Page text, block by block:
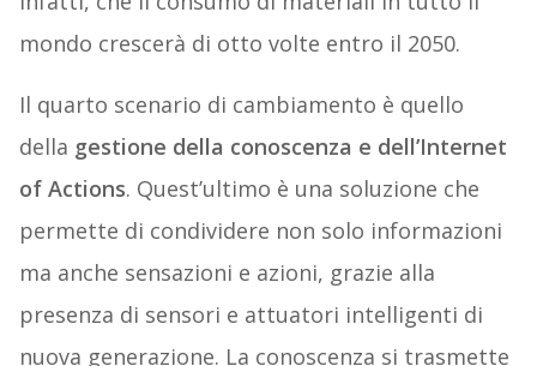
mondo crescerà di otto volte entro il 2050.
Il quarto scenario di cambiamento è quello
della gestione della conoscenza e dell’Internet
of Actions. Quest’ultimo è una soluzione che
permette di condividere non solo informazioni
ma anche sensazioni e azioni, grazie alla
presenza di sensori e attuatori intelligenti di
nuova generazione. La conoscenza si trasmette